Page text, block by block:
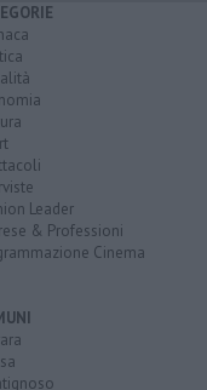
Leader
& Professioni
Cinema